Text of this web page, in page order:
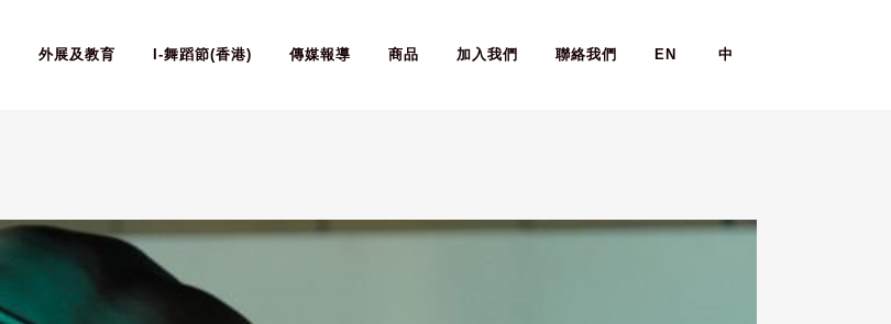
外展及教育 I-舞蹈節(香港) 傳媒報導 商品 加入我們 聯絡我們 EN 中